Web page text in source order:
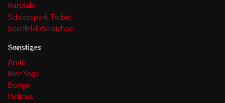
Randale
Schlosspark Trubel
Spielfeld Werdchen
Sonstiges
Ami6
Bier Yoga
Bongo
Delinus